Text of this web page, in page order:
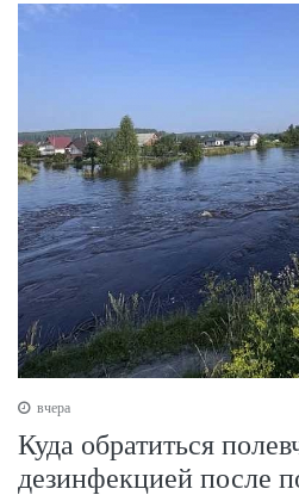
вчера
Куда обратиться
дезинфекцией после